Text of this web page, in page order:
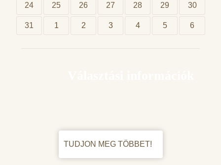
24 25 26 27 28 29 30
31 1 2 3 4 5 6
TUDJON MEG TÖBBET!